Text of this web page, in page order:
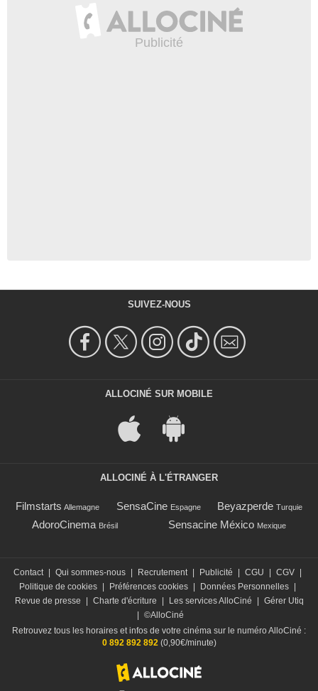
SUIVEZ-NOUS
ALLOCINÉ SUR MOBILE
ALLOCINÉ À L'ÉTRANGER
Filmstarts Allemagne SensaCine Espagne Beyazperde Turquie
AdoroCinema Brésil Sensacine México Mexique
Contact Qui sommes-nous Recrutement Publicité CGU CGV
Politique de cookies
Préférences cookies Données Personnelles
Revue de presse
Charte d'écriture Les services AlloCiné
Gérer Utiq
©AlloCiné
Retrouvez tous les horaires et infos de votre cinéma sur le numéro AlloCiné :
0 892 892 892(0,90€/minute)